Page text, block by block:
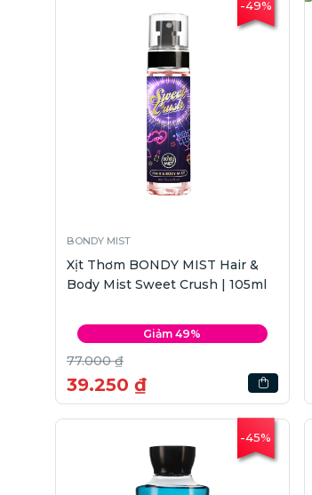
-49%
BONDY MIST
Xịt Thơm BONDY MIST Hair &
Body Mist Sweet Crush | 105ml
Giảm 49%
77.000 ₫
39.250 ₫
-45%